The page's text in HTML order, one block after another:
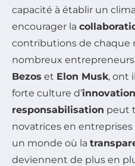
capacité à établir un
encourager la
contributions de chaque
nombreux entrepreneurs
Bezos et Elon Musk, ont
forte culture d’innovation
responsabilisation peut
novatrices en entreprises
un monde où la
deviennent de plus en